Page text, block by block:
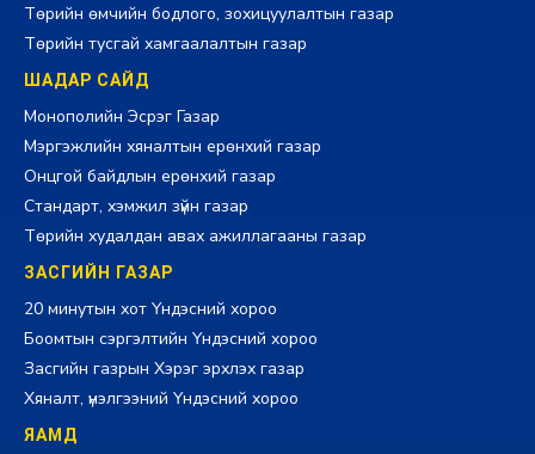
Төрийн өмчийн бодлого, зохицуулалтын газар
Төрийн тусгай хамгаалалтын газар
ШАДАР САЙД
Монополийн Эсрэг Газар
Мэргэжлийн хяналтын ерөнхий газар
Онцгой байдлын ерөнхий газар
Стандарт, хэмжил зүйн газар
Төрийн худалдан авах ажиллагааны газар
ЗАСГИЙН ГАЗАР
20 минутын хот Үндэсний хороо
Боомтын сэргэлтийн Үндэсний хороо
Засгийн газрын Хэрэг эрхлэх газар
Хяналт, үнэлгээний Үндэсний хороо
ЯАМД